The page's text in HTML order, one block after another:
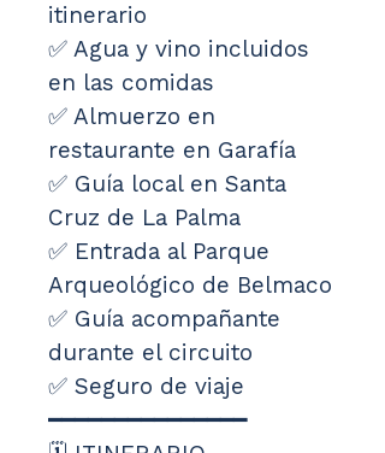
itinerario
✅ Agua y vino incluidos
en las comidas
✅ Almuerzo en
restaurante en Garafía
✅ Guía local en Santa
Cruz de La Palma
✅ Entrada al Parque
Arqueológico de Belmaco
✅ Guía acompañante
durante el circuito
✅ Seguro de viaje
━━━━━━━━━━━━━━━